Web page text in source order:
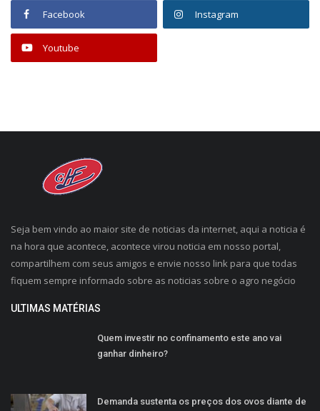
Facebook Instagram
Youtube
Seja bem vindo ao maior site de noticias da internet, aqui a noticia é
na hora que acontece, acontece virou noticia em nosso portal,
compartilhem com seus amigos e envie nosso link para que todas
fiquem sempre informado sobre as noticias sobre o agro negócio
ULTIMAS MATÉRIAS
Quem investir no confinamento este ano vai
ganhar dinheiro?
Demanda sustenta os preços dos ovos diante de